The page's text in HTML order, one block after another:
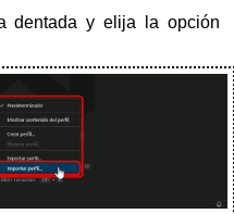
dentada y elija la opción